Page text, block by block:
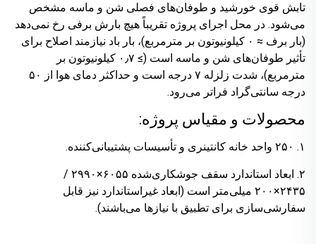
تابش قوی خورشید و طوفان‌های فصلی شن و ماسه مشخص
می‌شود. در محل اجرای پروژه تقریباً هیچ بارش برفی رخ نمی‌دهد
(بار برف ≈ ۰ کیلونیوتون بر مترمربع)، بار باد نیازمند اصلاح برای
تأثیر طوفان‌های شن و ماسه است (≥ ۰٫۷ کیلونیوتون بر
مترمربع)، شدت زلزله ۷ درجه است و حداکثر دمای هوا از ۵۰
درجه سانتی‌گراد فراتر می‌رود.
محصولات و مقیاس پروژه:
۱. ۲۵۰ واحد خانه کانتینری و تأسیسات پشتیبانی‌کننده.
۲. ابعاد استاندارد سقف جوشکاری‌شده ۶۰۵۵×۲۹۹۰ /
۲۴۳۵×۲۰۰ میلی‌متر است (ابعاد غیراستاندارد نیز قابل
سفارشی‌سازی برای تطبیق با نیازها می‌باشند).